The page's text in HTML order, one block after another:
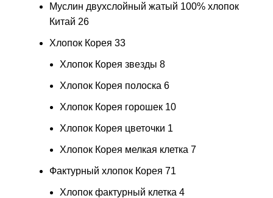
Муслин двухслойный жатый 100% хлопок
Китай 26
Хлопок Корея 33
Хлопок Корея звезды 8
Хлопок Корея полоска 6
Хлопок Корея горошек 10
Хлопок Корея цветочки 1
Хлопок Корея мелкая клетка 7
Фактурный хлопок Корея 71
Хлопок фактурный клетка 4